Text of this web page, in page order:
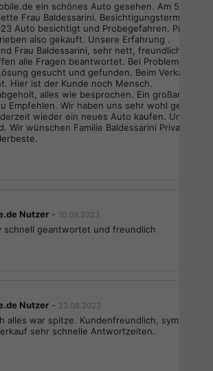
ein schönes Auto gesehen. Am
Frau Baldessarini. Besichtigungstermin
Auto besichtigt und Probegefahren.
also gekauft. Unsere Erfahrung .
Frau Baldessarini, sehr nett, freundlich,
alle Fragen beantwortet. Bei Problemen
gesucht und gefunden. Beim
Hier ist der Kunde noch Mensch.
alles wie besprochen. Ein großartiges
Empfehlen. Wir haben uns sehr wohl gefühlt
wieder ein neues Auto kaufen. Unseren
Wir wünschen Familie Baldessarini Privat
Nutzer - 10.09.2023
schnell geantwortet und freundlich
Nutzer - 23.08.2023
alles war spitze. Kundenfreundlich,
sehr schnelle Antwortzeiten.